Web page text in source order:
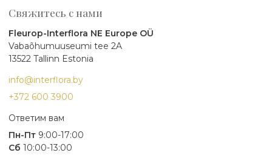
Свяжитесь с нами
Fleurop-Interflora NE Europe OÜ
Vabaõhumuuseumi tee 2A
13522 Tallinn Estonia
info@interflora.by
+372 600 3900
Ответим вам
Пн-Пт 9:00-17:00
Сб 10:00-13:00